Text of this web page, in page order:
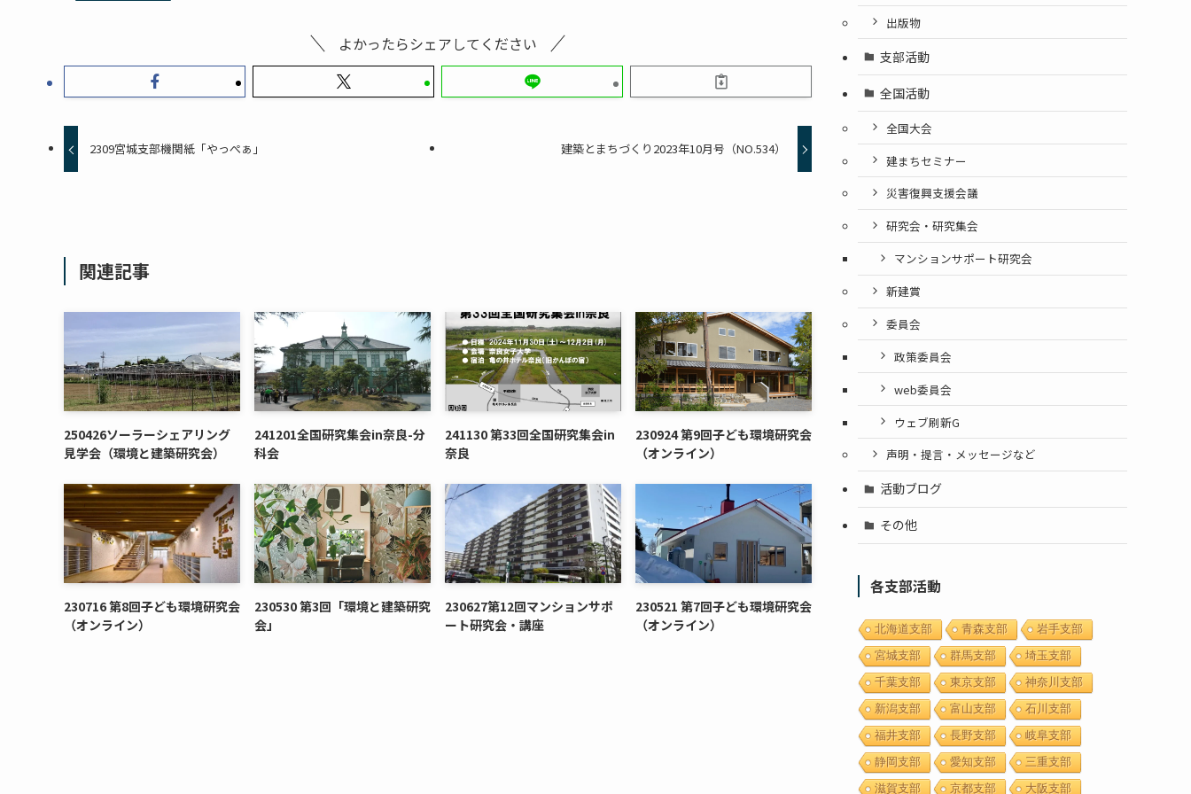
よかったらシェアしてください
2309宮城支部機関紙「やっぺぁ」 建築とまちづくり2023年10月号（NO.534）
関連記事
250426ソーラーシェアリング
見学会（環境と建築研究会）
241201全国研究集会in奈良-分
科会
241130 第33回全国研究集会in
奈良
230924 第9回子ども環境研究会
（オンライン）
230716 第8回子ども環境研究会
（オンライン）
230530 第3回「環境と建築研究
会」
230627第12回マンションサポ
ート研究会・講座
230521 第7回子ども環境研究会
（オンライン）
出版物
支部活動
全国活動
全国大会
建まちセミナー
災害復興支援会議
研究会・研究集会
マンションサポート研究会
新建賞
委員会
政策委員会
web委員会
ウェブ刷新G
声明・提言・メッセージなど
活動ブログ
その他
各支部活動
北海道支部 青森支部
岩手支部
宮城支部
群馬支部
埼玉支部
千葉支部
東京支部
神奈川支部
新潟支部
富山支部
石川支部
福井支部
長野支部
岐阜支部
静岡支部
愛知支部
三重支部
滋賀支部
京都支部 大阪支部